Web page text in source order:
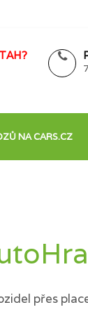
NA CARS.CZ
přes